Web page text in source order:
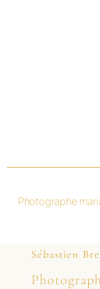
Photographe
Sébastien